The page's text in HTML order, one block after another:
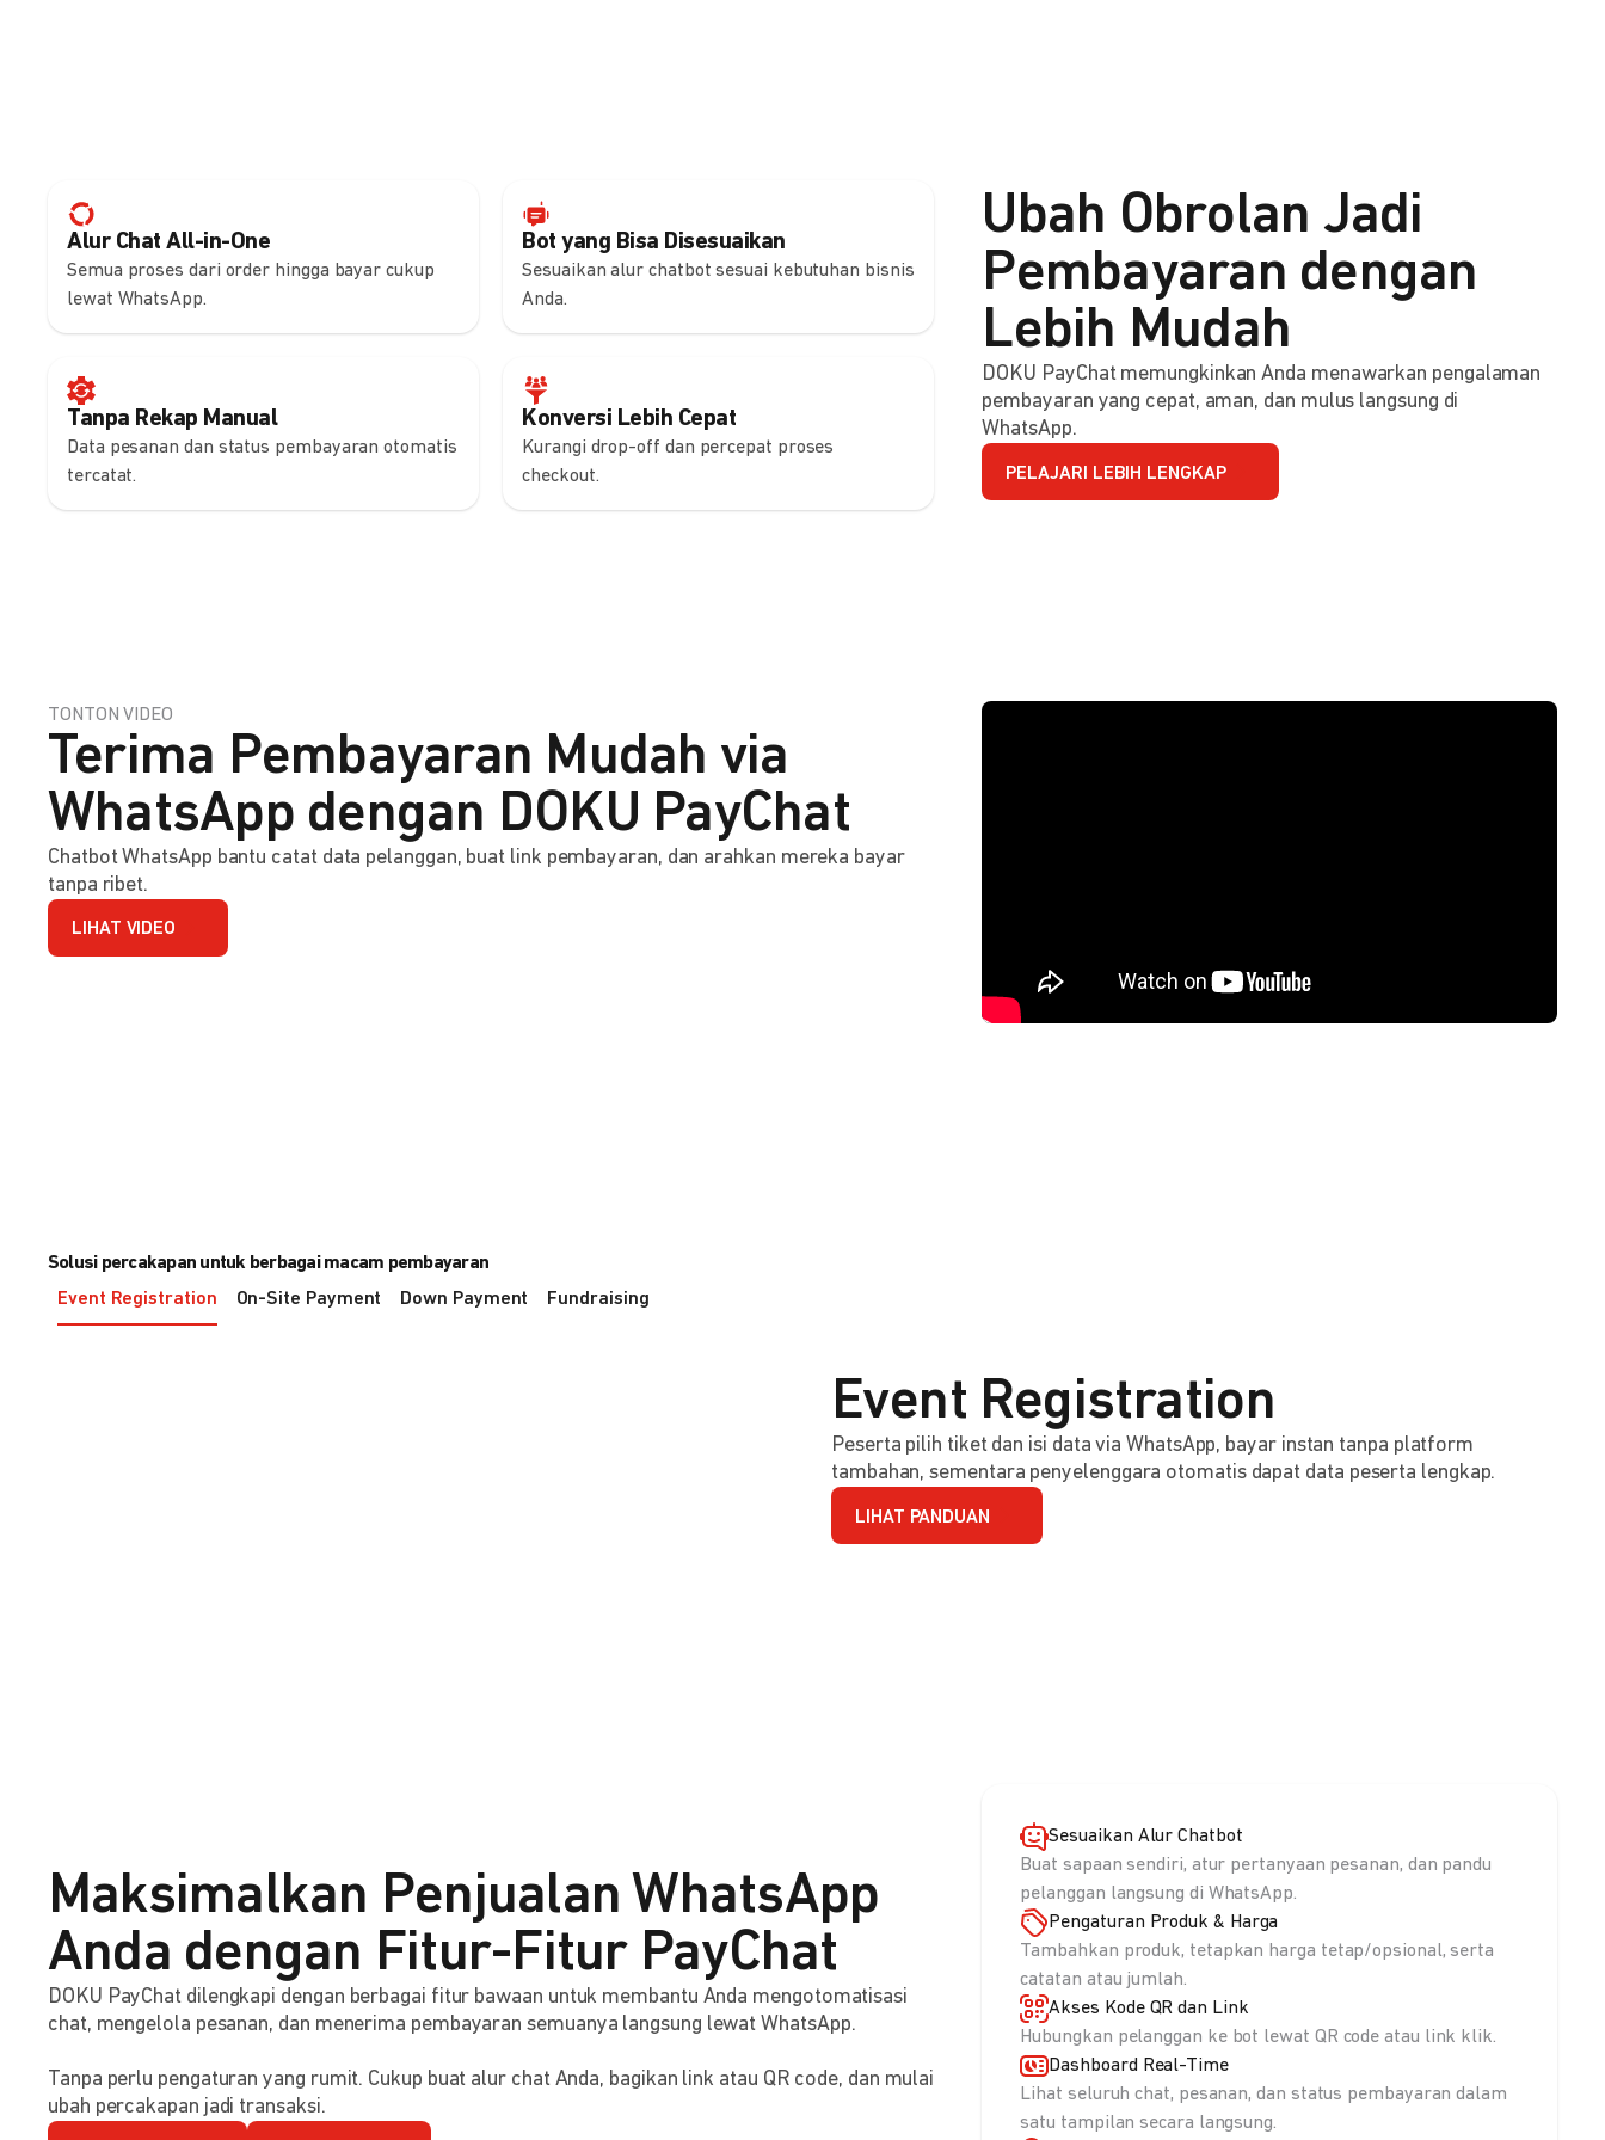
Alur Chat All-in-One
Semua proses dari order hingga bayar cukup
lewat WhatsApp.
Bot yang Bisa Disesuaikan
Sesuaikan alur chatbot sesuai kebutuhan bisnis
Anda.
Tanpa Rekap Manual
Data pesanan dan status pembayaran otomatis
tercatat.
Konversi Lebih Cepat
Kurangi drop-off dan percepat proses
checkout.
Ubah Obrolan Jadi
Pembayaran dengan
Lebih Mudah
DOKU PayChat memungkinkan Anda menawarkan pengalaman
pembayaran yang cepat, aman, dan mulus langsung di
WhatsApp.
PELAJARI LEBIH LENGKAP
TONTON VIDEO
Terima Pembayaran Mudah via
WhatsApp dengan DOKU PayChat
Chatbot WhatsApp bantu catat data pelanggan, buat link pembayaran, dan arahkan mereka bayar
tanpa ribet.
LIHAT VIDEO
Solusi percakapan untuk berbagai macam pembayaran
Event Registration
On-Site Payment Down Payment Fundraising
Event Registration
Peserta pilih tiket dan isi data via WhatsApp, bayar instan tanpa platform
tambahan, sementara penyelenggara otomatis dapat data peserta lengkap.
LIHAT PANDUAN
Maksimalkan Penjualan WhatsApp
Anda dengan Fitur-Fitur PayChat
DOKU PayChat dilengkapi dengan berbagai fitur bawaan untuk membantu Anda mengotomatisasi
chat, mengelola pesanan, dan menerima pembayaran semuanya langsung lewat WhatsApp.
Tanpa perlu pengaturan yang rumit. Cukup buat alur chat Anda, bagikan link atau QR code, dan mulai
ubah percakapan jadi transaksi.
Sesuaikan Alur Chatbot
Buat sapaan sendiri, atur pertanyaan pesanan, dan pandu
pelanggan langsung di WhatsApp.
Pengaturan Produk & Harga
Tambahkan produk, tetapkan harga tetap/opsional, serta
catatan atau jumlah.
Akses Kode QR dan Link
Hubungkan pelanggan ke bot lewat QR code atau link klik.
Dashboard Real-Time
Lihat seluruh chat, pesanan, dan status pembayaran dalam
satu tampilan secara langsung.